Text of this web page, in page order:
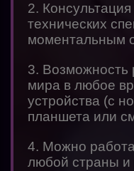
2.
технических
моментальным
3. Возможность
мира в любое
устройства (с
планшета или
4. Можно
любой страны и